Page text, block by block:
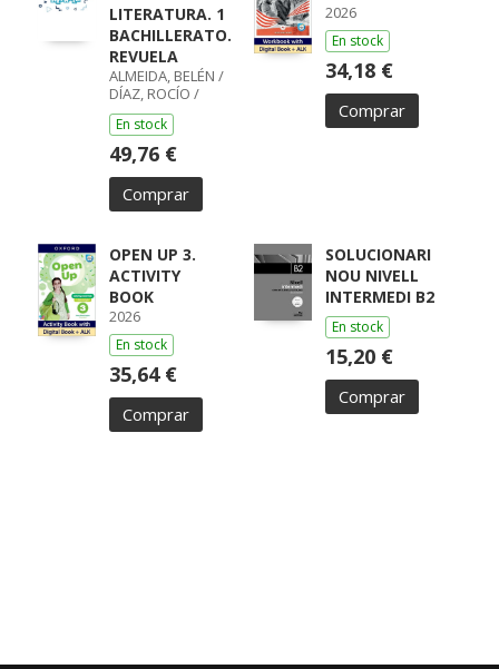
LITERATURA. 1
BACHILLERATO.
REVUELA
ALMEIDA, BELÉN /
DÍAZ, ROCÍO /
GUMIEL, SILVIA /
PÉREZ, ISABEL /
BOYANO,
RICARDO / LODÍN,
PATRICIA /
ZUBICOA
ARRAIZA, MARÍA /
ELENA / ECHEVA
En stock
49,76 €
Comprar
2026
En stock
34,18 €
Comprar
OPEN UP 3.
ACTIVITY
BOOK
2026
En stock
35,64 €
Comprar
SOLUCIONARI
NOU NIVELL
INTERMEDI B2
En stock
15,20 €
Comprar